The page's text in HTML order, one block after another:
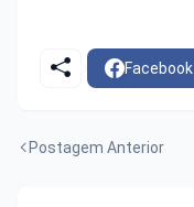
Facebook
Postagem Anterior